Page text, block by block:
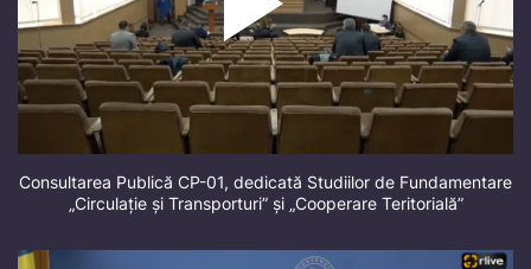
Consultarea Publică CP-01, dedicată Studiilor de Fundamentare
„Circulație și Transporturi” și „Cooperare Teritorială”